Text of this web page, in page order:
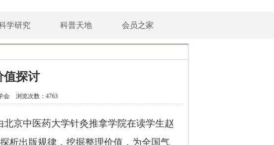
学研究 科普天地 会员之家
值探讨
会 浏览次数：4763
京中医药大学针灸推拿学院在读学生赵
析出版规律，挖掘整理价值，为全国气